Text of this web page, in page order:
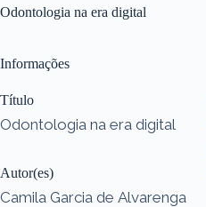
Odontologia na era digital
Informações
Título
Odontologia na era digital
Autor(es)
Camila Garcia de Alvarenga